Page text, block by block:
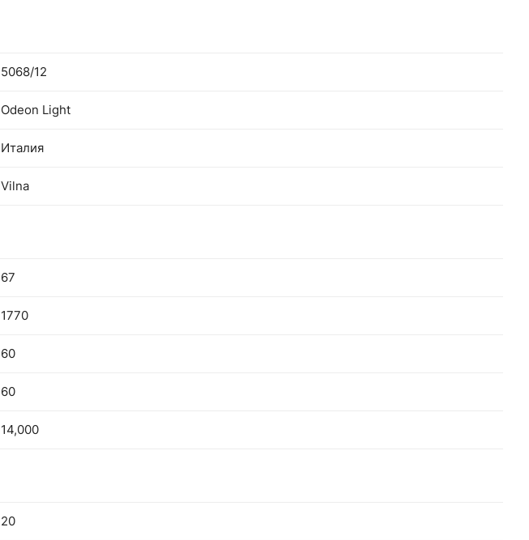
5068/12
Odeon Light
Италия
Vilna
67
1770
60
60
14,000
20